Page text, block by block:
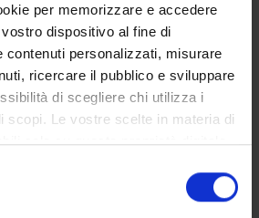
per memorizzare e accedere
dispositivo al fine di
contenuti personalizzati, misurare
ricercare il pubblico e sviluppare
di scegliere chi utilizza i
scopi. Le vostre scelte in materia di
solo su questa proprietà digitale
il proprio consenso in qualsiasi
sui cookie o facendo clic